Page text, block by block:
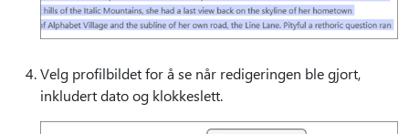
Velg profilbildet for å se når redigeringen ble gjort,
inkludert dato og klokkeslett.